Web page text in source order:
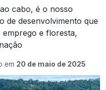
cabo, é o nosso
de desenvolvimento que
emprego e floresta,
em 20 de maio de 2025